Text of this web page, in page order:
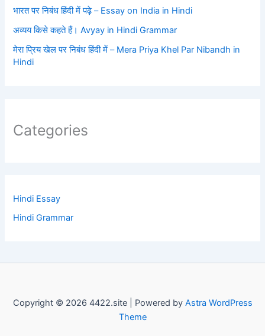
भारत पर निबंध हिंदी में पढ़े – Essay on India in Hindi
अव्यय किसे कहते हैं। Avyay in Hindi Grammar
मेरा प्रिय खेल पर निबंध हिंदी में – Mera Priya Khel Par Nibandh in
Hindi
Categories
Hindi Essay
Hindi Grammar
Copyright © 2026 4422.site | Powered by Astra WordPress
Theme